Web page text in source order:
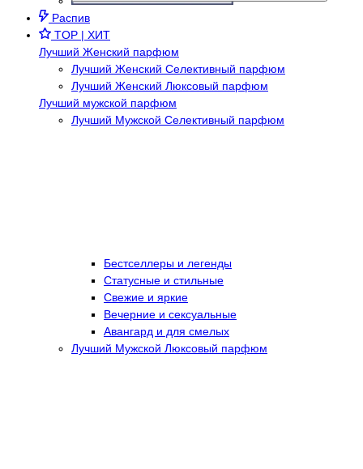
Распив
TOP | ХИТ
Лучший Женский парфюм
Лучший Женский Селективный парфюм
Лучший Женский Люксовый парфюм
Лучший мужской парфюм
Лучший Мужской Селективный парфюм
Бестселлеры и легенды
Статусные и стильные
Свежие и яркие
Вечерние и сексуальные
Авангард и для смелых
Лучший Мужской Люксовый парфюм